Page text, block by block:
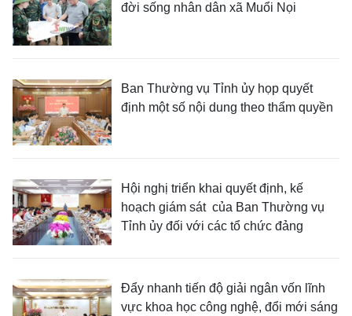
đời sống nhân dân xã Muổi Nọi
Ban Thường vụ Tỉnh ủy họp quyết
định một số nội dung theo thẩm quyền
Hội nghị triển khai quyết định, kế
hoạch giám sát của Ban Thường vụ
Tỉnh ủy đối với các tổ chức đảng
Đẩy nhanh tiến độ giải ngân vốn lĩnh
vực khoa học công nghệ, đổi mới sáng